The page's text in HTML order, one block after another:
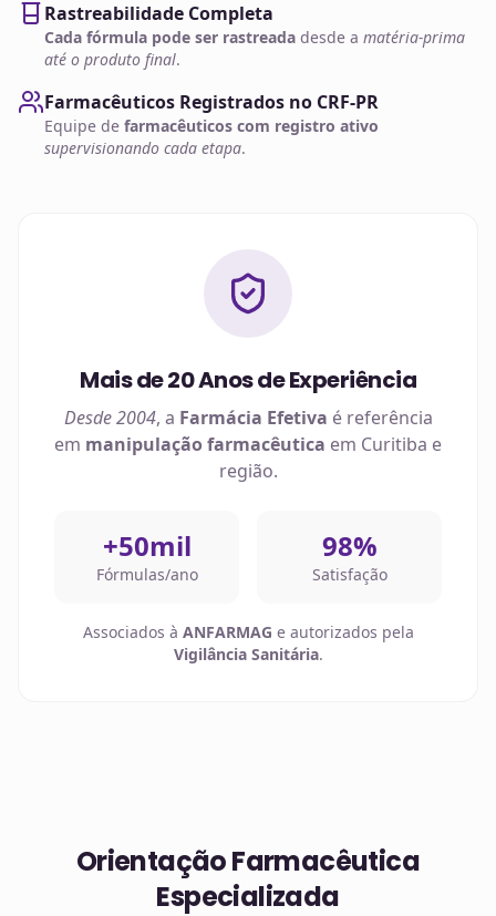
Rastreabilidade Completa
Cada fórmula pode ser rastreada desde a matéria-prima
até o produto final.
Farmacêuticos Registrados no CRF-PR
Equipe de farmacêuticos com registro ativo
supervisionando cada etapa.
Mais de 20 Anos de Experiência
Desde 2004, a Farmácia Efetiva é referência
em manipulação farmacêutica em Curitiba e
região.
+50mil
Fórmulas/ano
98%
Satisfação
Associados à ANFARMAG e autorizados pela
Vigilância Sanitária.
Orientação Farmacêutica
Especializada